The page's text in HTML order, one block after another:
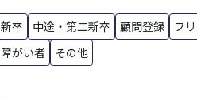
新卒 中途・第二新卒 顧問登録 フ
障がい者
その他